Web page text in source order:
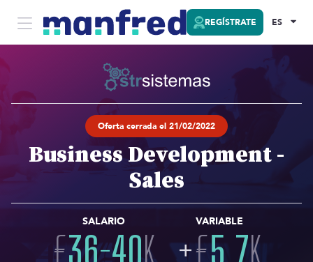
REGÍSTRATE ES
Oferta cerrada el 21/02/2022
Business Development -
Sales
SALARIO
€36-40K
VARIABLE
+€5,7K